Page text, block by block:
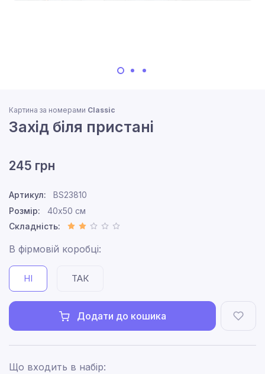
Картина за номерами Classic
Захід біля пристані
245 грн
Артикул:
BS23810
Розмір:
40x50 см
Складність:
В фірмовій коробці:
НІ ТАК
Додати до кошика
Що входить в набір: